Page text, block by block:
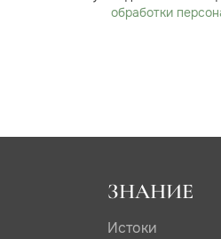
обработки
ЗНАНИЕ
Истоки